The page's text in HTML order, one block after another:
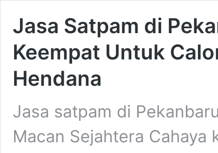
Jasa Satpam di
Keempat Untuk
Hendana
Jasa satpam di
Macan Sejahtera